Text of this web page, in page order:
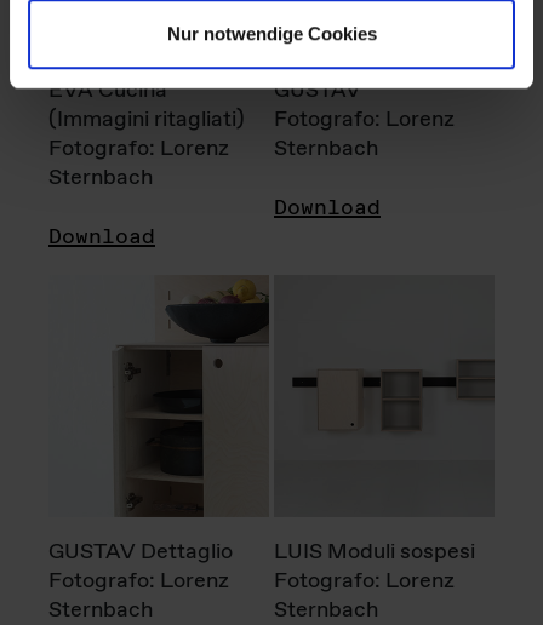
Nur notwendige Cookies
EVA Cucina
(Immagini ritagliati)
Fotografo: Lorenz
Sternbach
Download
GUSTAV
Fotografo: Lorenz
Sternbach
Download
GUSTAV Dettaglio
Fotografo: Lorenz
Sternbach
LUIS Moduli sospesi
Fotografo: Lorenz
Sternbach